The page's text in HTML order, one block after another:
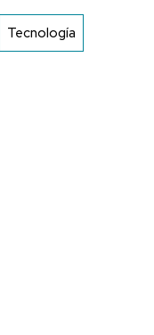
Tecnología